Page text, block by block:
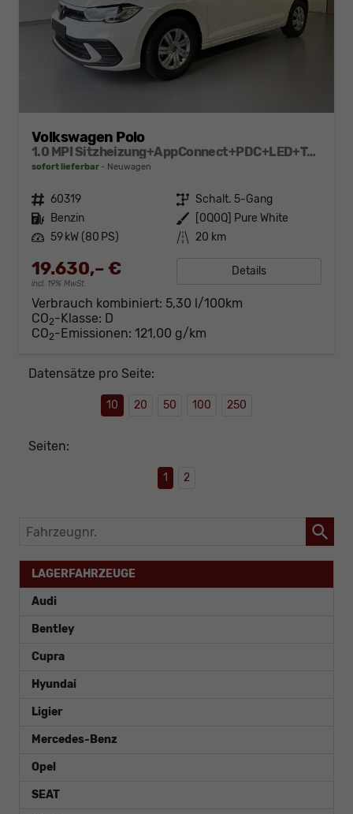
Volkswagen Polo
1.0 MPI Sitzheizung+AppConnect+PDC+LED+Touch+Lichtsensor+MultiLenkrad
sofort lieferbar Neuwagen
Fahrzeugnr. 60319 Getriebe Schalt. 5-Gang
Kraftstoff Benzin Außenfarbe
[0Q0Q] Pure White
Leistung 59 kW (80 PS) Kilometerstand 20 km
19.630,– €
incl. 19% MwSt.
Details
Verbrauch kombiniert: 5,30 l/100km
CO2-Klasse: D
CO2-Emissionen: 121,00 g/km
Datensätze pro Seite:
10 20 50 100 250
Seiten:
1 2
Fahrzeugnr.
LAGERFAHRZEUGE
Audi
Bentley
Cupra
Hyundai
Ligier
Mercedes-Benz
Opel
SEAT